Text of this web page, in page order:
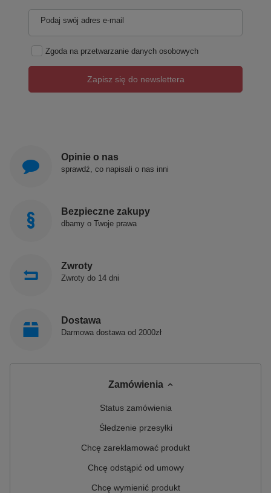
Podaj swój adres e-mail
Zgoda na przetwarzanie danych osobowych
Zapisz się do newslettera
Opinie o nas
sprawdź, co napisali o nas inni
Bezpieczne zakupy
dbamy o Twoje prawa
Zwroty
Zwroty do 14 dni
Dostawa
Darmowa dostawa od 2000zł
Zamówienia
Status zamówienia
Śledzenie przesyłki
Chcę zareklamować produkt
Chcę odstąpić od umowy
Chcę wymienić produkt